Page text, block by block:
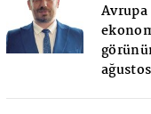
Avrupa
ağustos